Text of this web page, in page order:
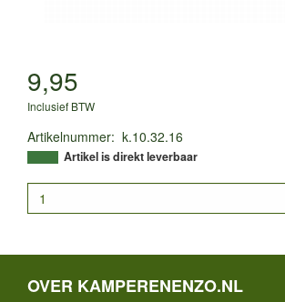
9,95
Inclusief BTW
Artikelnummer: k.10.32.16
Artikel is direkt leverbaar
OVER KAMPERENENZO.NL